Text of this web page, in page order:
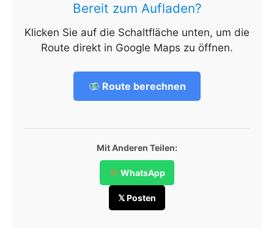
Bereit zum Aufladen?
Klicken Sie auf die Schaltfläche unten, um die
Route direkt in Google Maps zu öffnen.
Route berechnen
Mit Anderen Teilen:
WhatsApp
𝕏 Posten